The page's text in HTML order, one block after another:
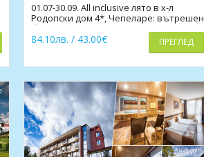
01.07-30.09. All inclusive лято в х-л
Родопски дом 4*, Чепеларе: вътрешен
басейн, СПА
84.10лв. / 43.00€ ПРЕГЛЕД